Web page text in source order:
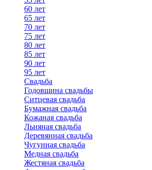
60 лет
65 лет
70 лет
75 лет
80 лет
85 лет
90 лет
95 лет
Свадьба
Годовщина свадьбы
Ситцевая свадьба
Бумажная свадьба
Кожаная свадьба
Льняная свадьба
Деревянная свадьба
Чугунная свадьба
Медная свадьба
Жестяная свадьба